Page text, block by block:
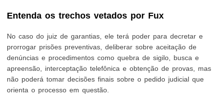
Entenda os trechos vetados por Fux
No caso do juiz de garantias, ele terá poder para decretar e
prorrogar prisões preventivas, deliberar sobre aceitação de
denúncias e procedimentos como quebra de sigilo, busca e
apreensão, interceptação telefônica e obtenção de provas, mas
não poderá tomar decisões finais sobre o pedido judicial que
orienta o processo em questão.